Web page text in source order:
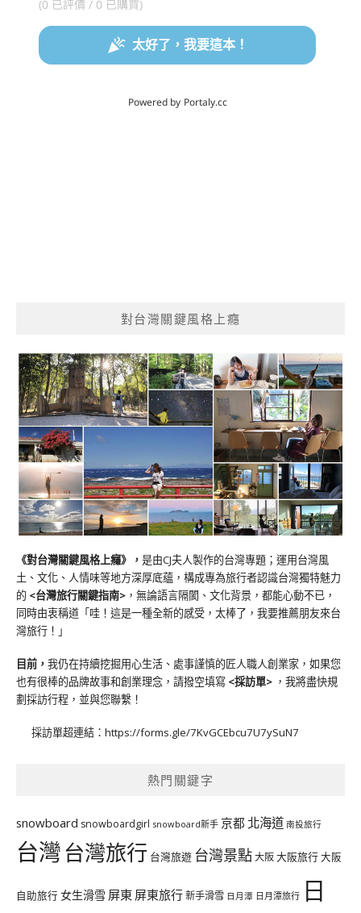
對台灣關鍵風格上癮
《對台灣關鍵風格上癮》 ， 是由CJ夫人製作的台灣專題；運用台灣風
土、文化、人情味等地方深厚底蘊，構成專為旅行者認識台灣獨特魅力
的 <台灣旅行關鍵指南> ，無論語言隔閡、文化背景，都能心動不已，
同時由衷稱道「哇！這是一種全新的感受，太棒了，我要推薦朋友來台
灣旅行！」
目前， 我仍在持續挖掘用心生活、處事謹慎的匠人職人創業家，如果您
也有很棒的品牌故事和創業理念，請撥空填寫 <採訪單> ，我將盡快規
劃採訪行程，並與您聯繫！
採訪單超連結： https://forms.gle/7KvGCEbcu7U7ySuN7
熱門關鍵字
snowboard snowboardgirl snowboard新手 京都 北海道 南投旅行
台灣台灣旅行 台灣旅遊 台灣景點大阪大阪旅行大阪
自助旅行 女生滑雪 屏東 屏東旅行新手滑雪 日月潭 日月潭旅行 日